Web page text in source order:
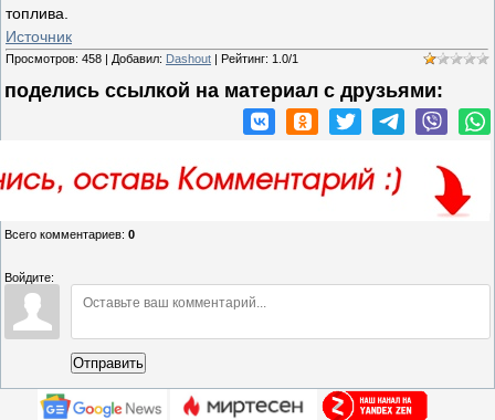
топлива.
Источник
Просмотров: 458 | Добавил: Dashout | Рейтинг: 1.0/1
поделись ссылкой на материал c друзьями:
Всего комментариев: 0
Войдите:
Отправить